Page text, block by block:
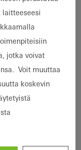
laitteeseesi
jotka voivat
Voit muuttaa
koskevin